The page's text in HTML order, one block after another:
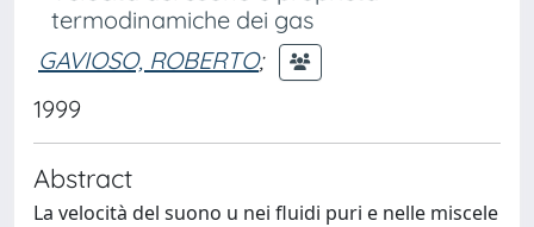
termodinamiche dei gas
GAVIOSO, ROBERTO;
1999
Abstract
La velocità del suono u nei fluidi puri e nelle miscele